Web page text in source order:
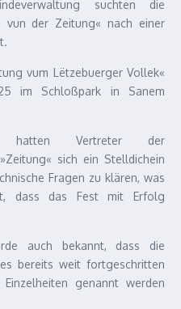
suchten die
vun der Zeitung« nach einer
vum Lëtzebuerger Vollek«
im Schloßpark in Sanem
hatten Vertreter der
sich ein Stelldichein
Fragen zu klären, was
dass das Fest mit Erfolg
auch bekannt, dass die
bereits weit fortgeschritten
genannt werden